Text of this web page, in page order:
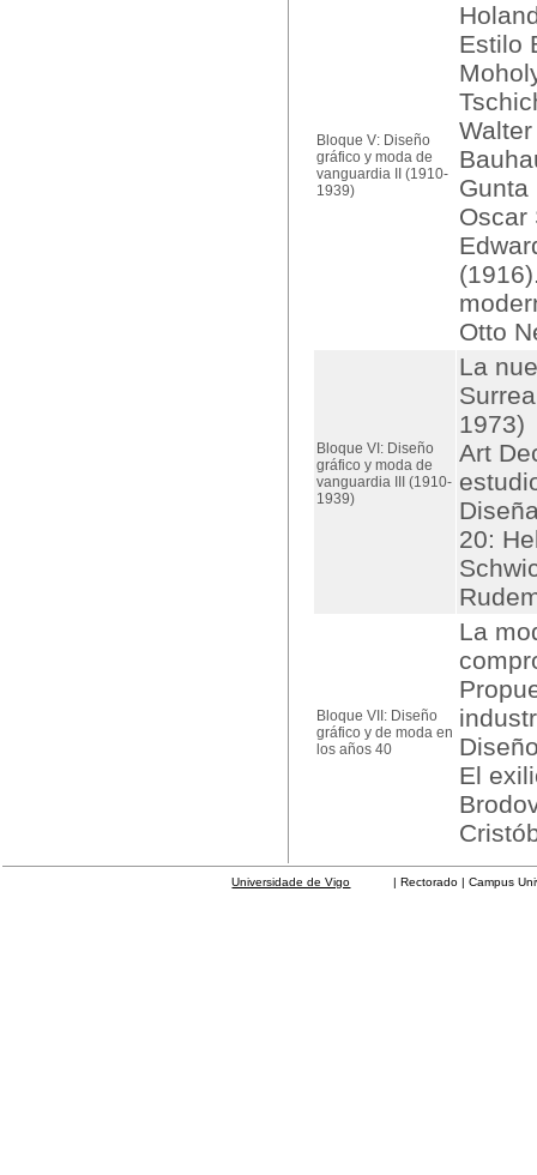
Bloque V: Diseño
gráfico y moda de
vanguardia II (1910-
1939)
Estilo
Gunta
Oscar
Otto
Bloque VI: Diseño
gráfico y moda de
vanguardia III (1910-
1939)
La
1973)
Art
20:
Bloque VII: Diseño
gráfico y de moda en
los años 40
La
El
Universidade de Vigo | Rectorado | Campus